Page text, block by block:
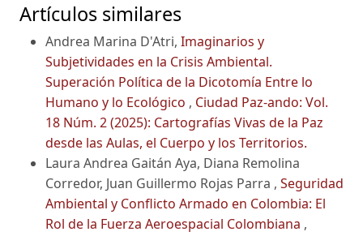
Artículos similares
Andrea Marina D'Atri, Imaginarios y
Subjetividades en la Crisis Ambiental.
Superación Política de la Dicotomía Entre lo
Humano y lo Ecológico , Ciudad Paz-ando: Vol.
18 Núm. 2 (2025): Cartografías Vivas de la Paz
desde las Aulas, el Cuerpo y los Territorios.
Laura Andrea Gaitán Aya, Diana Remolina
Corredor, Juan Guillermo Rojas Parra , Seguridad
Ambiental y Conflicto Armado en Colombia: El
Rol de la Fuerza Aeroespacial Colombiana ,